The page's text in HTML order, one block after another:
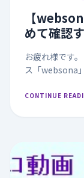
【
めて確認
お疲れ様です。 しらせです。
ス「websona
ろうと思ったの
CONTINUE